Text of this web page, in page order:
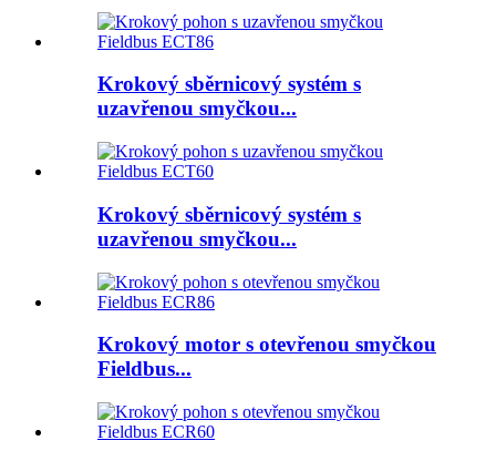
Krokový sběrnicový systém s
uzavřenou smyčkou...
Krokový sběrnicový systém s
uzavřenou smyčkou...
Krokový motor s otevřenou smyčkou
Fieldbus...